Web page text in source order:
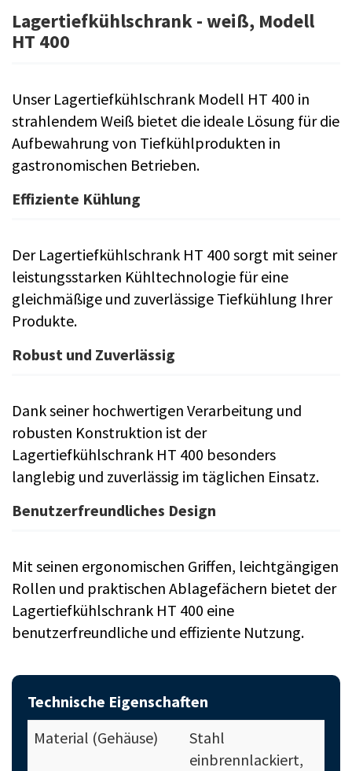
Lagertiefkühlschrank - weiß, Modell
HT 400
Unser Lagertiefkühlschrank Modell HT 400 in
strahlendem Weiß bietet die ideale Lösung für die
Aufbewahrung von Tiefkühlprodukten in
gastronomischen Betrieben.
Effiziente Kühlung
Der Lagertiefkühlschrank HT 400 sorgt mit seiner
leistungsstarken Kühltechnologie für eine
gleichmäßige und zuverlässige Tiefkühlung Ihrer
Produkte.
Robust und Zuverlässig
Dank seiner hochwertigen Verarbeitung und
robusten Konstruktion ist der
Lagertiefkühlschrank HT 400 besonders
langlebig und zuverlässig im täglichen Einsatz.
Benutzerfreundliches Design
Mit seinen ergonomischen Griffen, leichtgängigen
Rollen und praktischen Ablagefächern bietet der
Lagertiefkühlschrank HT 400 eine
benutzerfreundliche und effiziente Nutzung.
Technische Eigenschaften
Material (Gehäuse)
Stahl
einbrennlackiert,